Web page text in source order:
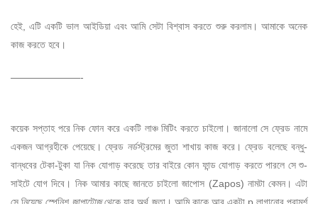
হেই, এটি একটি ভাল আইডিয়া এবং আমি সেটা বিশ্বাস করতে শুরু করলাম। আমাকে অনেক
কাজ করতে হবে।
———————-
কয়েক সপ্তাহ পরে নিক ফোন করে একটি লাঞ্চ মিটিং করতে চাইলো। জানালো সে ফ্রেড নামে
একজন আগ্রহীকে পেয়েছে। ফ্রেড নর্ডস্ট্রমের জুতা শাখায় কাজ করে। ফ্রেড বলেছে বন্ধু-
বান্ধবের টেকা-টুকা যা নিক যোগাড় করেছে তার বাইরে কোন ফান্ড যোগাড় করতে পারলে সে শু-
সাইটে যোগ দিবে। নিক আমার কাছে জানতে চাইলো জাপোস (Zapos) নামটা কেমন। এটা